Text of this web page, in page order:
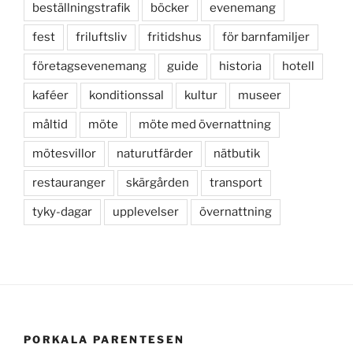
beställningstrafik böcker evenemang
fest friluftsliv fritidshus för barnfamiljer
företagsevenemang guide historia hotell
kaféer konditionssal kultur museer
måltid möte möte med övernattning
mötesvillor naturutfärder nätbutik
restauranger skärgården transport
tyky-dagar upplevelser övernattning
PORKALA PARENTESEN